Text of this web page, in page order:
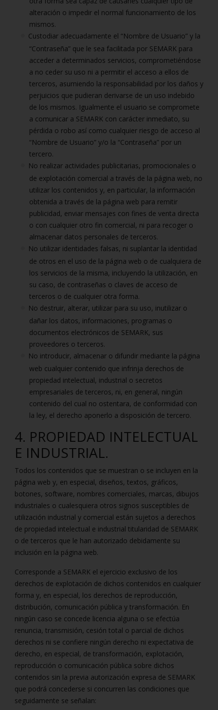
alteración o impedir el normal funcionamiento de los
mismos.
Custodiar adecuadamente el “Nombre de Usuario” y la
“Contraseña” que le sea facilitada por SEMARK para
acceder a determinados servicios, comprometiéndose
a no ceder su uso ni a permitir el acceso a ellos de
terceros, asumiendo la responsabilidad por los daños y
perjuicios que pudieran derivarse de un uso indebido
de los mismos. Igualmente el usuario se compromete
a comunicar a SEMARK con carácter inmediato, su
pérdida o robo así como cualquier riesgo de acceso al
“Nombre de Usuario” y/o la “Contraseña” por un
tercero.
No realizar actividades publicitarias, promocionales o
de explotación comercial a través de la página web, no
utilizar los contenidos y, en particular, la información
obtenida a través de la página web para remitir
publicidad, enviar mensajes con fines de venta directa
o con cualquier otro fin comercial, ni para recoger o
almacenar datos personales de terceros.
No utilizar identidades falsas, ni suplantar la identidad
de otros en el uso de la página web o de cualquiera de
los servicios de la misma, incluyendo la utilización, en
su caso, de contraseñas o claves de acceso de
terceros o de cualquier otra forma.
No destruir, alterar, utilizar para su uso, inutilizar o
dañar los datos, informaciones, programas o
documentos electrónicos de SEMARK, sus
proveedores o terceros.
No introducir, almacenar o difundir mediante la página
web cualquier contenido que infrinja derechos de
propiedad intelectual, industrial o secretos
empresariales de terceros, ni, en general, ningún
contenido del cual no ostentara, de conformidad con
la ley, el derecho aponerlo a disposición de tercero.
4. PROPIEDAD INTELECTUAL
E INDUSTRIAL.
Todos los contenidos que se muestran o se incluyen en la
página web y, en especial, diseños, textos, gráficos,
botones, software, nombres comerciales, marcas, dibujos
industriales o cualesquiera otros signos susceptibles de
utilización industrial y comercial están sujetos a derechos
de propiedad intelectual e industrial titularidad de SEMARK
o de terceros que le han autorizado debidamente su
inclusión en la página web.
Corresponde a SEMARK el ejercicio exclusivo de los
derechos de explotación de dichos contenidos en cualquier
forma y, en especial, los derechos de reproducción,
distribución, comunicación pública y transformación. En
ningún caso se concede licencia alguna o se efectúa
renuncia, transmisión, cesión total o parcial de dichos
derechos ni se confiere ningún derecho ni expectativa de
derecho, en especial, de transformación, explotación,
reproducción o comunicación pública sobre dichos
contenidos sin la previa autorización expresa de SEMARK
que podrá concederse si concurren las condiciones que
seguidamente se señalan: